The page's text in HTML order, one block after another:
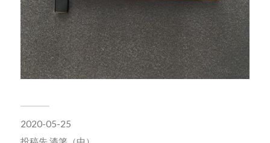
2020-05-25